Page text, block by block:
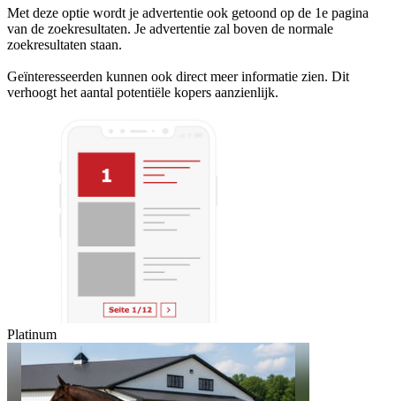
Met deze optie wordt je advertentie ook getoond op de 1e pagina
van de zoekresultaten. Je advertentie zal boven de normale
zoekresultaten staan.
Geïnteresseerden kunnen ook direct meer informatie zien. Dit
verhoogt het aantal potentiële kopers aanzienlijk.
Platinum